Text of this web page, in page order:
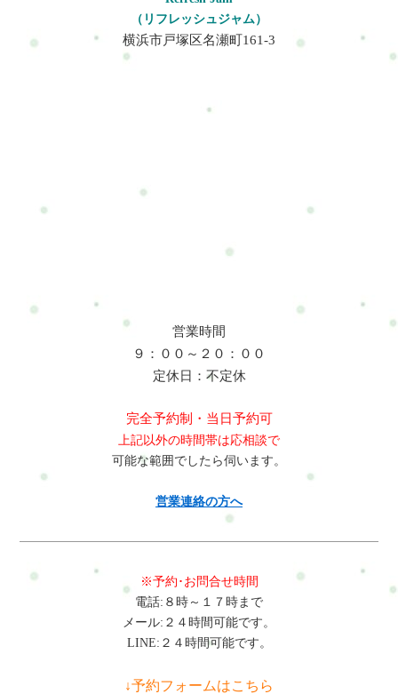
（リフレッシュジャム）
横浜市戸塚区名瀬町161-3
営業時間
９：００～２０：００
定休日：不定休
完全予約制・当日予約可
上記以外の時間帯は応相談で
可能な範囲でしたら伺います。
営業連絡の方へ
※予約･お問合せ時間
電話:８時～１７時まで
メール:２４時間可能です。
LINE:２４時間可能です。
↓予約フォームはこちら